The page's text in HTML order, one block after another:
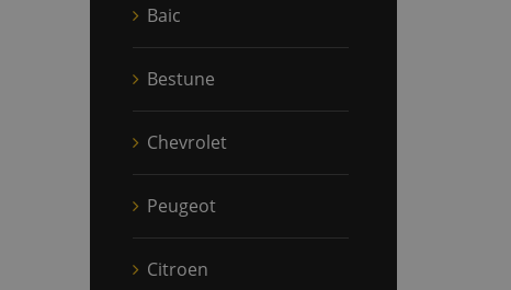
Baic
Bestune
Chevrolet
Peugeot
Citroen